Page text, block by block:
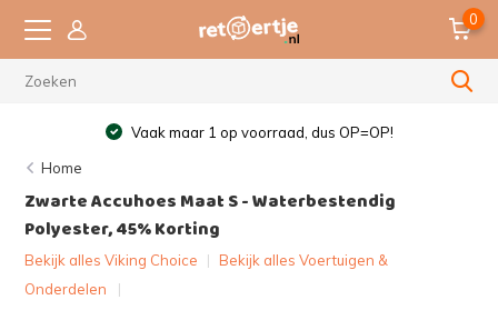
0
Vaak maar 1 op voorraad, dus OP=OP!
Home
Zwarte Accuhoes Maat S - Waterbestendig
Polyester, 45% Korting
Bekijk alles Viking Choice | Bekijk alles Voertuigen &
Onderdelen